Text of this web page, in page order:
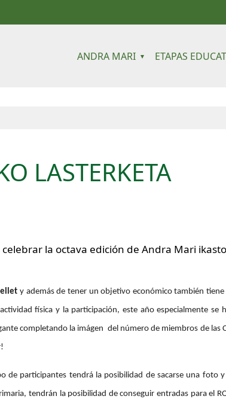
Main navigation
ANDRA MARI ETAPAS
LASTERKETA
la octava edición de Andra Mari
​y además de tener un objetivo económico también
física y la participación, este año especialmente se
completando la imágen  del número de miembros de las
de participantes tendrá la posibilidad de sacarse una foto
tendrán la posibilidad de conseguir entradas para el